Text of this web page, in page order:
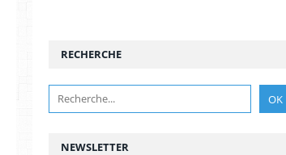
NEWSLETTER
RECHERCHE